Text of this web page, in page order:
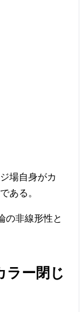
場自身がカ
ある。
の非線形性と
ラー閉じ